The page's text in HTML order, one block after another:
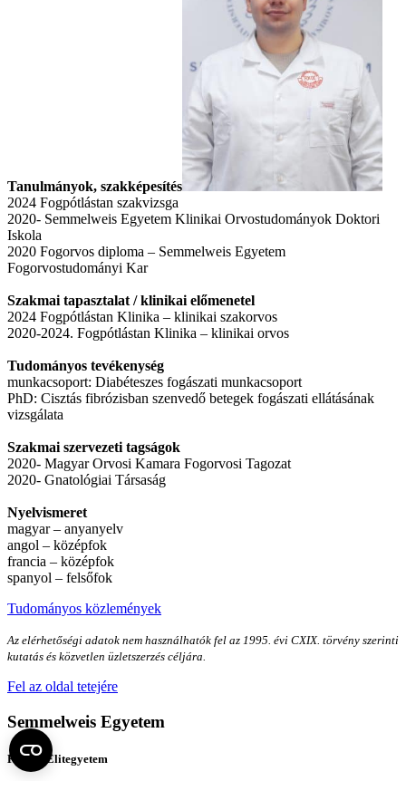
Tanulmányok, szakképesítés
2024 Fogpótlástan szakvizsga
2020- Semmelweis Egyetem Klinikai Orvostudományok Doktori
Iskola
2020 Fogorvos diploma – Semmelweis Egyetem
Fogorvostudományi Kar
Szakmai tapasztalat / klinikai előmenetel
2024 Fogpótlástan Klinika – klinikai szakorvos
2020-2024. Fogpótlástan Klinika – klinikai orvos
Tudományos tevékenység
munkacsoport: Diabéteszes fogászati munkacsoport
PhD: Cisztás fibrózisban szenvedő betegek fogászati ellátásának
vizsgálata
Szakmai szervezeti tagságok
2020- Magyar Orvosi Kamara Fogorvosi Tagozat
2020- Gnatológiai Társaság
Nyelvismeret
magyar – anyanyelv
angol – középfok
francia – középfok
spanyol – felsőfok
Tudományos közlemények
Az elérhetőségi adatok nem használhatók fel az 1995. évi CXIX. törvény szerinti
kutatás és közvetlen üzletszerzés céljára.
Fel az oldal tetejére
Semmelweis Egyetem
Kutató-Elitegyetem